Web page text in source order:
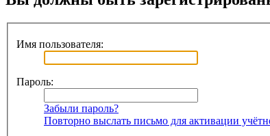
Имя пользователя:
Пароль:
Забыли пароль?
Повторно выслать письмо для активации